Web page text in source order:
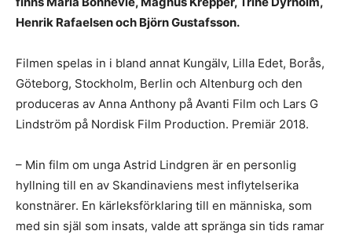
Henrik Rafaelsen och Björn Gustafsson.
Filmen spelas in i bland annat Kungälv, Lilla Edet, Borås,
Göteborg, Stockholm, Berlin och Altenburg och den
produceras av Anna Anthony på Avanti Film och Lars G
Lindström på Nordisk Film Production. Premiär 2018.
– Min film om unga Astrid Lindgren är en personlig
hyllning till en av Skandinaviens mest inflytelserika
konstnärer. En kärleksförklaring till en människa, som
med sin själ som insats, valde att spränga sin tids ramar